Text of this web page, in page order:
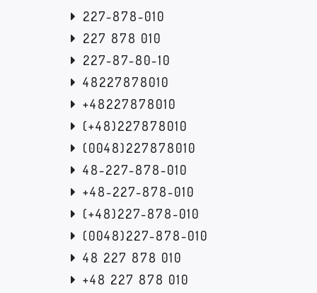
227-878-010
227 878 010
227-87-80-10
48227878010
+48227878010
(+48)227878010
(0048)227878010
48-227-878-010
+48-227-878-010
(+48)227-878-010
(0048)227-878-010
48 227 878 010
+48 227 878 010